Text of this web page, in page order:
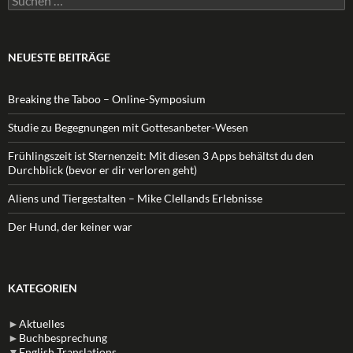
nach:
NEUESTE BEITRÄGE
Breaking the Taboo – Online-Symposium
Studie zu Begegnungen mit Gottesanbeter-Wesen
Frühlingszeit ist Sternenzeit: Mit diesen 3 Apps behältst du den
Durchblick (bevor er dir verloren geht)
Aliens und Tiergestalten – Mike Clellands Erlebnisse
Der Hund, der keiner war
KATEGORIEN
►Aktuelles
► Buchbesprechung